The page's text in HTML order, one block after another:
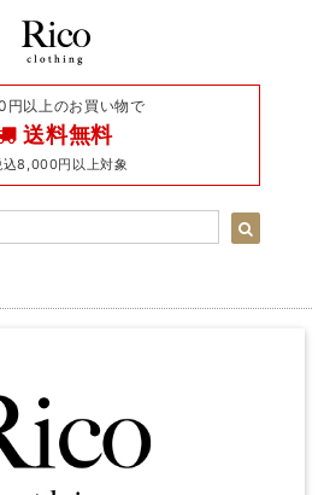
以上のお買い物で
送料無料
8,000円以上対象